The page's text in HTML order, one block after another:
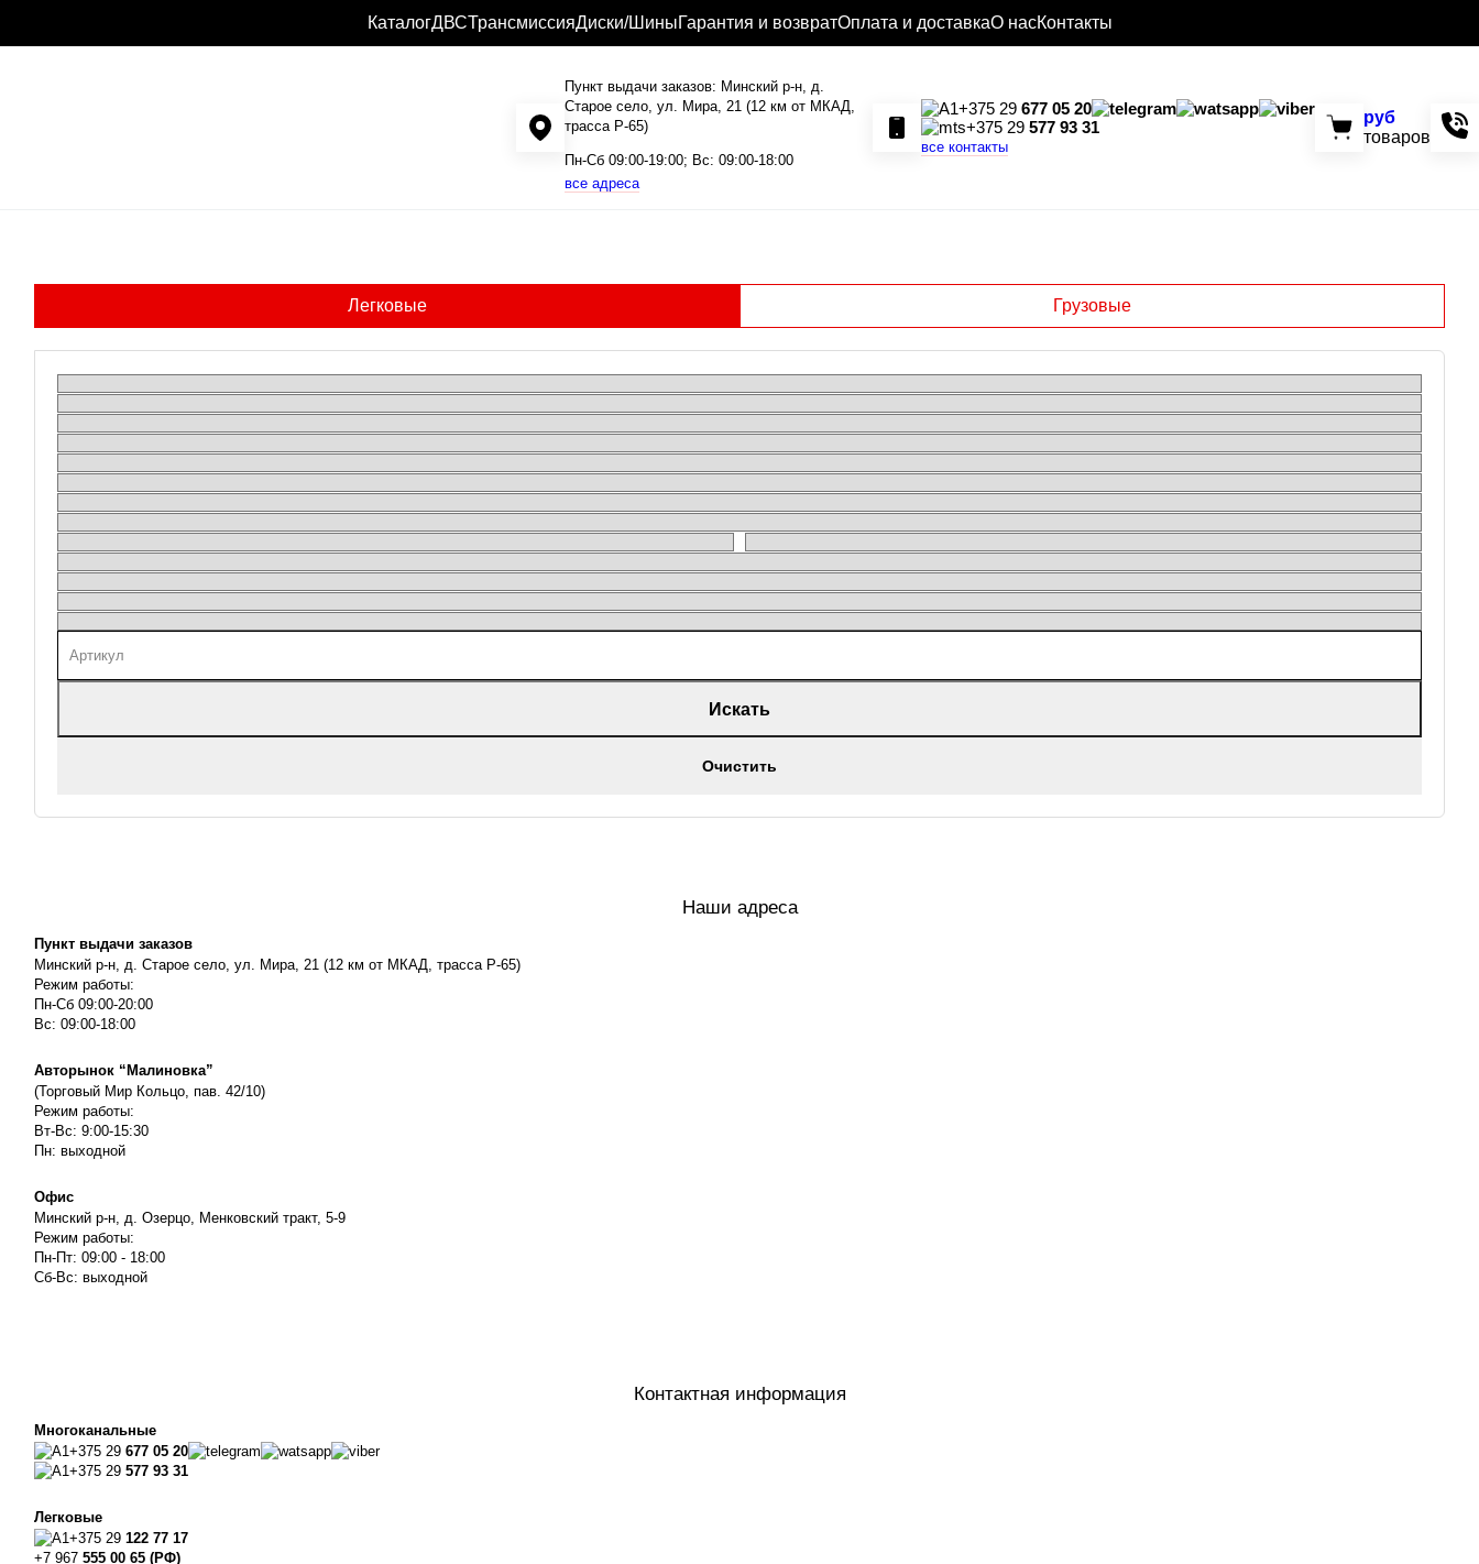
КаталогДВСТрансмиссияДиски/ШиныГарантия и возвратОплата и доставкаО насКонтакты
Пункт выдачи заказов: Минский р-н, д.
Старое село, ул. Мира, 21 (12 км от МКАД,
трасса P-65)
Пн-Сб 09:00-19:00; Вс: 09:00-18:00
все адреса
+375 29 677 05 20
+375 29 577 93 31
все контакты
руб
товаров
Легковые Грузовые
Искать
Очистить
Наши адреса
Пункт выдачи заказов
Минский р-н, д. Старое село, ул. Мира, 21 (12 км от МКАД, трасса P-65)
Режим работы:
Пн-Сб 09:00-20:00
Вс: 09:00-18:00
Авторынок “Малиновка”
(Торговый Мир Кольцо, пав. 42/10)
Режим работы:
Вт-Вс: 9:00-15:30
Пн: выходной
Офис
Минский р-н, д. Озерцо, Менковский тракт, 5-9
Режим работы:
Пн-Пт: 09:00 - 18:00
Сб-Вс: выходной
Контактная информация
Многоканальные
+375 29 677 05 20
+375 29 577 93 31
Легковые
+375 29 122 77 17
+7 967 555 00 65 (РФ)